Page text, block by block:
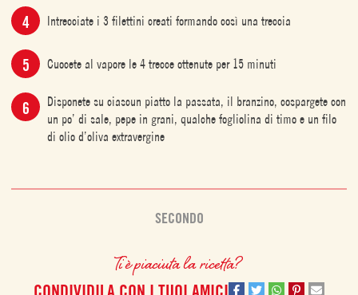
Intrecciate i 3 filettini creati formando così una treccia
Cuocete al vapore le 4 trecce ottenute per 15 minuti
Disponete su ciascun piatto la passata, il branzino, cospargete con
un po’ di sale, pepe in grani, qualche fogliolina di timo e un filo
di olio d’oliva extravergine
SECONDO
Ti è piaciuta la ricetta?